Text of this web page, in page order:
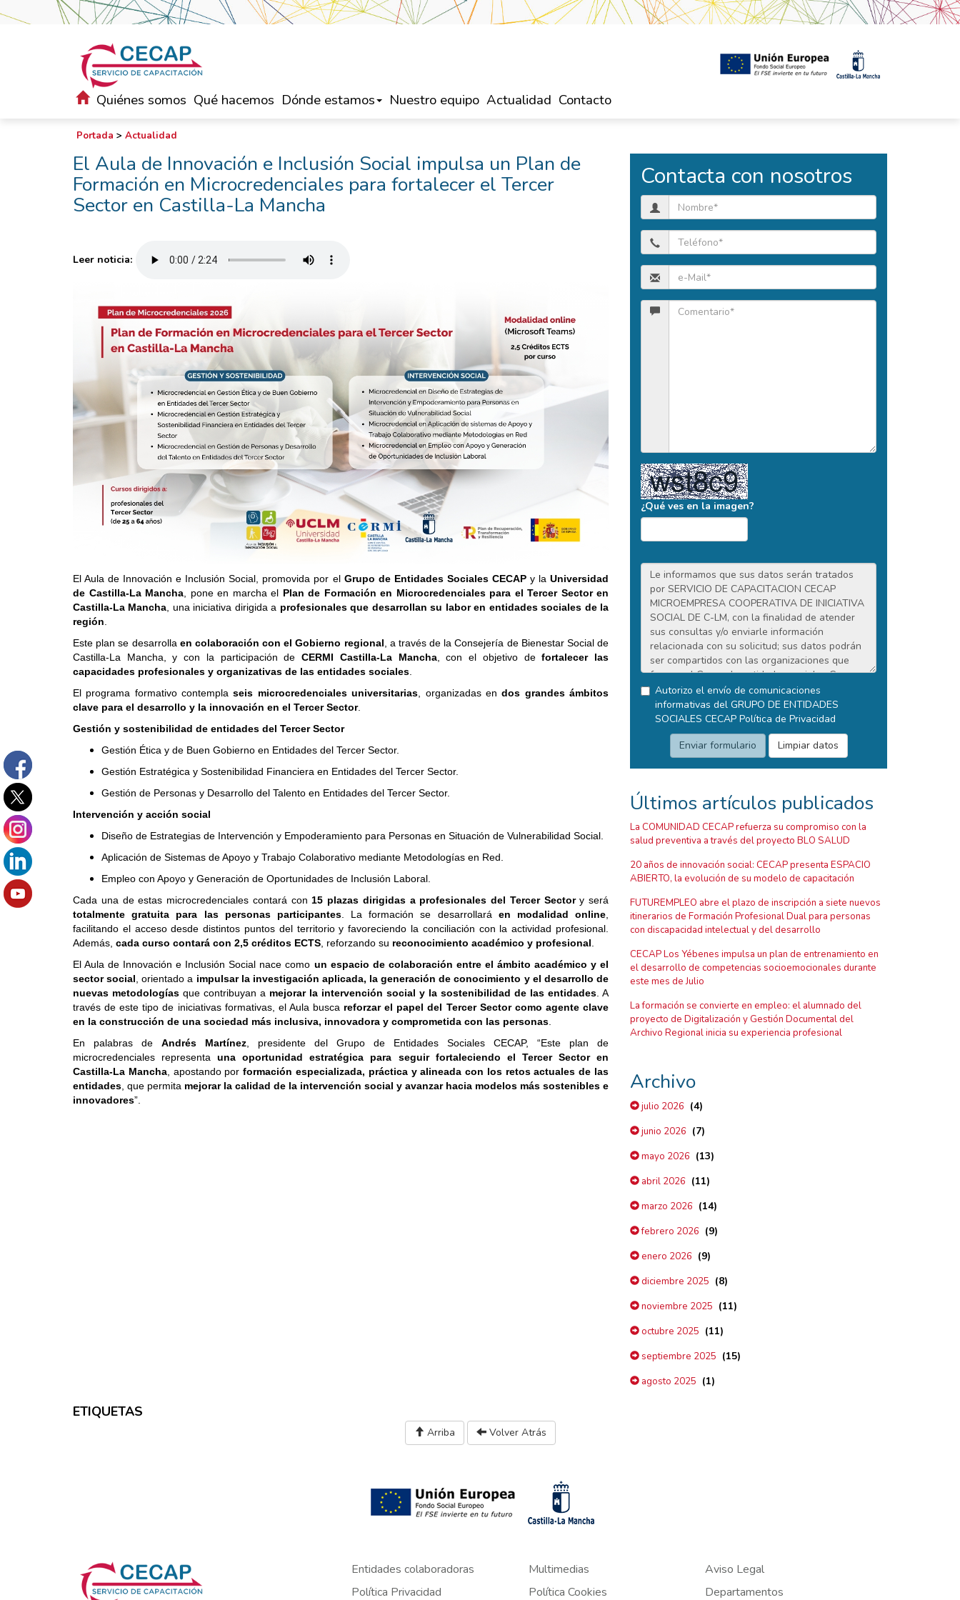
Quiénes somos Qué hacemos Dónde estamos Nuestro equipo Actualidad Contacto
Portada > Actualidad
El Aula de Innovación e Inclusión Social impulsa un Plan de
Formación en Microcredenciales para fortalecer el Tercer
Sector en Castilla-La Mancha
Leer noticia:
El Aula de Innovación e Inclusión Social, promovida por el Grupo de Entidades Sociales CECAPy laUniversidad
de Castilla-La Mancha, pone en marcha el Plan de Formación en Microcredenciales para el Tercer Sector en
Castilla-La Mancha, una iniciativa dirigida a profesionales que desarrollan su labor en entidades sociales de la
región.
Este plan se desarrolla en colaboración con el Gobierno regional, a través de la Consejería de Bienestar Social de
Castilla-La Mancha, y con la participación deCERMI Castilla-La Mancha, con el objetivo defortalecer las
capacidades profesionales y organizativas de las entidades sociales.
El programa formativo contemplaseis microcredenciales universitarias, organizadas endos grandes ámbitos
clave para el desarrollo y la innovación en el Tercer Sector.
Gestión y sostenibilidad de entidades del Tercer Sector
Gestión Ética y de Buen Gobierno en Entidades del Tercer Sector.
Gestión Estratégica y Sostenibilidad Financiera en Entidades del Tercer Sector.
Gestión de Personas y Desarrollo del Talento en Entidades del Tercer Sector.
Intervención y acción social
Diseño de Estrategias de Intervención y Empoderamiento para Personas en Situación de Vulnerabilidad Social.
Aplicación de Sistemas de Apoyo y Trabajo Colaborativo mediante Metodologías en Red.
Empleo con Apoyo y Generación de Oportunidades de Inclusión Laboral.
Cada una de estas microcredenciales contará con15 plazas dirigidas a profesionales del Tercer Sectory será
totalmente gratuita para las personas participantes. La formación se desarrollará en modalidad online,
facilitando el acceso desde distintos puntos del territorio y favoreciendo la conciliación con la actividad profesional.
Además, cada curso contará con 2,5 créditos ECTS, reforzando su reconocimiento académico y profesional.
El Aula de Innovación e Inclusión Social nace como un espacio de colaboración entre el ámbito académico y el
sector social, orientado a impulsar la investigación aplicada, la generación de conocimiento y el desarrollo de
nuevas metodologías que contribuyan a mejorar la intervención social y la sostenibilidad de las entidades. A
través de este tipo de iniciativas formativas, el Aula busca reforzar el papel del Tercer Sector como agente clave
en la construcción de una sociedad más inclusiva, innovadora y comprometida con las personas.
En palabras de Andrés Martínez, presidente del Grupo de Entidades Sociales CECAP, “Este plan de
microcredenciales representauna oportunidad estratégica para seguir fortaleciendo el Tercer Sector en
Castilla-La Mancha, apostando porformación especializada, práctica y alineada con los retos actuales de las
entidades, que permita mejorar la calidad de la intervención social y avanzar hacia modelos más sostenibles e
innovadores”.
Contacta con nosotros
¿Qué ves en la imagen?
Autorizo el envío de comunicaciones
informativas del GRUPO DE ENTIDADES
SOCIALES CECAP Política de Privacidad
Últimos artículos publicados
La COMUNIDAD CECAP refuerza su compromiso con la
salud preventiva a través del proyecto BLO SALUD
20 años de innovación social: CECAP presenta ESPACIO
ABIERTO, la evolución de su modelo de capacitación
FUTUREMPLEO abre el plazo de inscripción a siete nuevos
itinerarios de Formación Profesional Dual para personas
con discapacidad intelectual y del desarrollo
CECAP Los Yébenes impulsa un plan de entrenamiento en
el desarrollo de competencias socioemocionales durante
este mes de Julio
La formación se convierte en empleo: el alumnado del
proyecto de Digitalización y Gestión Documental del
Archivo Regional inicia su experiencia profesional
Archivo
julio 2026 (4)
junio 2026 (7)
mayo 2026 (13)
abril 2026 (11)
marzo 2026 (14)
febrero 2026 (9)
enero 2026 (9)
diciembre 2025 (8)
noviembre 2025 (11)
octubre 2025 (11)
septiembre 2025 (15)
agosto 2025 (1)
ETIQUETAS
Arriba Volver Atrás
Entidades colaboradoras Multimedias
Aviso Legal
Política Privacidad
Política Cookies Departamentos